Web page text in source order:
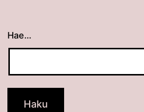
Hae…
Kun tuloksia tulee, voit selata